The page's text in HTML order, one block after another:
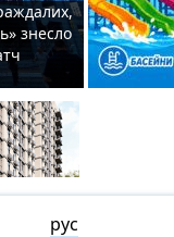
знесло
рус